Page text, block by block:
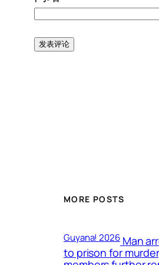
MORE POSTS
Guyana! 2026Man
to prison for